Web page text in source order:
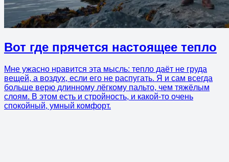
Вот где прячется настоящее тепло
Мне ужасно нравится эта мысль: тепло даёт не груда
вещей, а воздух, если его не распугать. Я и сам всегда
больше верю длинному лёгкому пальто, чем тяжёлым
слоям. В этом есть и стройность, и какой-то очень
спокойный, умный комфорт.